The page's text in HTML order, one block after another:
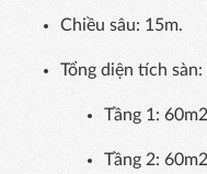
Chiều sâu: 15m.
Tổng diện tích sàn:
Tầng 1:
Tầng 2: